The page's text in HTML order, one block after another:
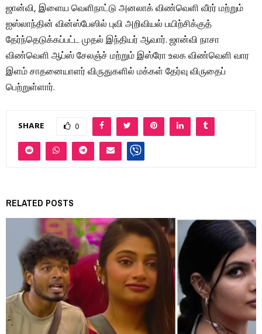
ஜான்வி, இளைய வெளிநாட்டு அனலாக் விண்வெளி வீரர் மற்றும்
ஐஸ்லாந்தின் வின்ஸ்பேஸில் புவி அறிவியல் பயிற்சிக்குத்
தேர்ந்தெடுக்கப்பட்ட முதல் இந்தியர் ஆவார். ஜான்வி நாசா
விண்வெளி ஆப்ஸ் சேலஞ்ச் மற்றும் இஸ்ரோ உலக விண்வெளி வார
இளம் சாதனையாளர் விருதுகளில் மக்கள் தேர்வு விருதைப்
பெற்றுள்ளார்.
SHARE 0
RELATED POSTS